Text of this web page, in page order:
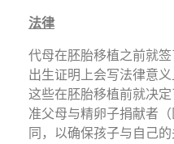
法律
代母在胚胎移植之前就
出生证明上会写法律意
这些在胚胎移植前就决定
准父母与精卵子捐献者
同，以确保孩子与自己